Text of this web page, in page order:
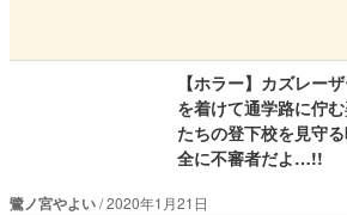
【ホラー】カズレー
を着けて通学路に佇
たちの登下校を見守
全に不審者だよ…!!
鷺ノ宮やよい 2020年1月21日